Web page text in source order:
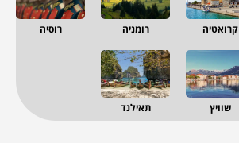
קרואטיה רומניה רוסיה
שוויץ תאילנד